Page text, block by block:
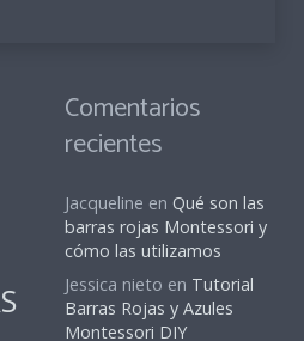
Comentarios
recientes
Jacqueline en Qué son las
barras rojas Montessori y
cómo las utilizamos
Jessica nieto en Tutorial
Barras Rojas y Azules
Montessori DIY